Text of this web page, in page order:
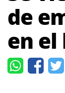
de
en